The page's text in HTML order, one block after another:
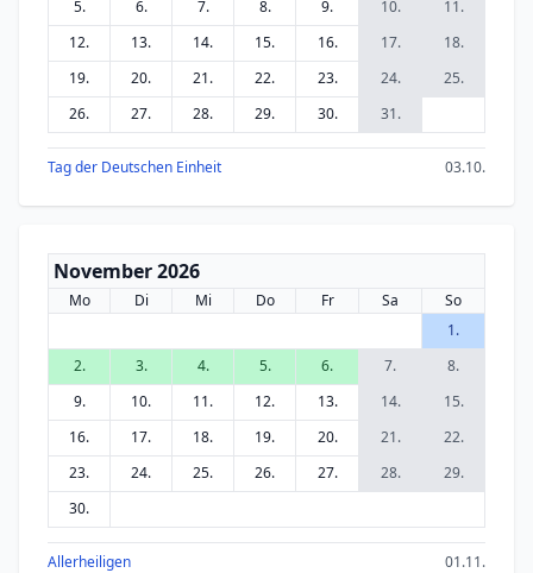
5.
6. 7. 8. 9. 10.
11.
12.
13. 14. 15. 16. 17.
18.
19.
20. 21. 22. 23. 24.
25.
26.
27. 28. 29. 30. 31.
Tag der Deutschen Einheit 03.10.
November 2026
Mo Di Mi Do Fr Sa
So
1.
2.
3. 4. 5. 6. 7.
8.
9.
10. 11. 12. 13. 14.
15.
16.
17. 18. 19. 20. 21.
22.
23.
24. 25. 26. 27. 28.
29.
30.
Allerheiligen
01.11.